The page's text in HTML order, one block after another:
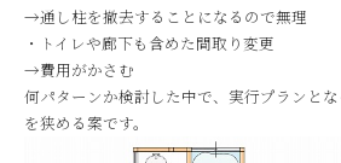
→通し柱を撤去することになるので無理
・トイレや廊下も含めた間取り変更
→費用がかさむ
何パターンか検討した中で、実行プランと
を狭める案です。